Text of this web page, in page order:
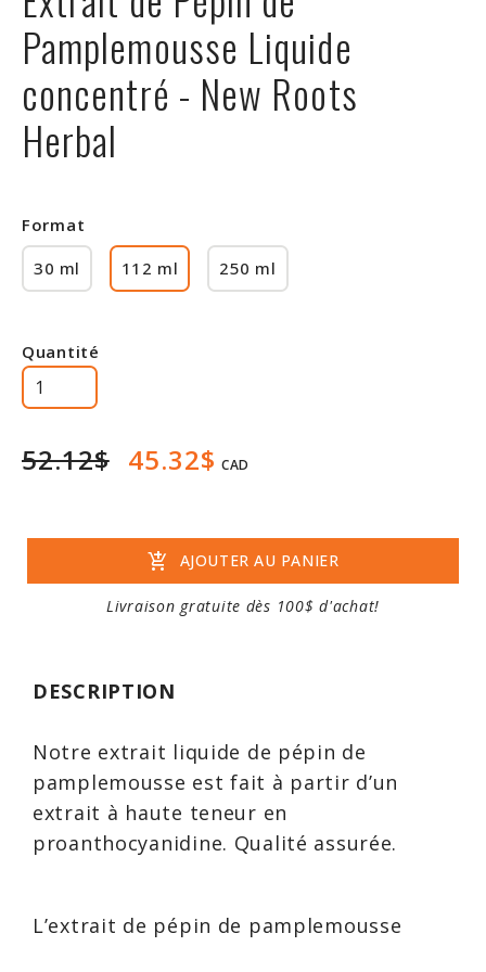
Pamplemousse Liquide
concentré - New Roots
Herbal
Format
30 ml
112 ml 250 ml
Quantité
52.12$ 45.32$ CAD
add_shopping_cart AJOUTER AU PANIER
Livraison gratuite dès 100$ d'achat!
DESCRIPTION
Notre extrait liquide de pépin de
pamplemousse est fait à partir d’un
extrait à haute teneur en
proanthocyanidine. Qualité assurée.
L’extrait de pépin de pamplemousse